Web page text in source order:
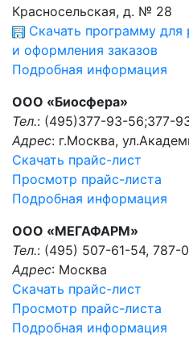
Красносельская, д. № 28
Скачать программу
и оформления заказов
Подробная информация
ООО «Биосфера»
Тел.: (495)377-93-56;377-
Адрес: г.Москва,
Скачать прайс-лист
Просмотр прайс-листа
Подробная информация
ООО «МЕГАФАРМ»
Тел.: (495) 507-61-54, 787-
Адрес: Москва
Скачать прайс-лист
Просмотр прайс-листа
Подробная информация